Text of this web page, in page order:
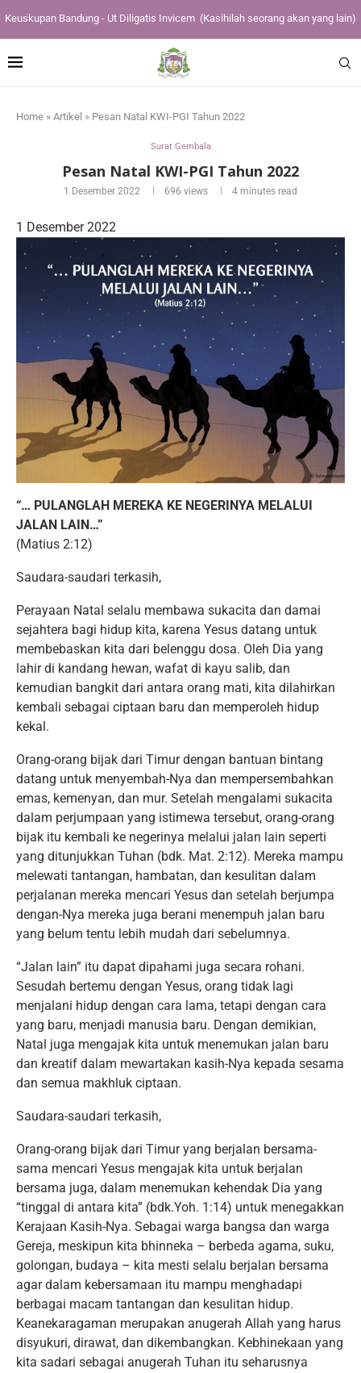
Keuskupan Bandung - Ut Diligatis Invicem (Kasihilah seorang akan yang lain)
Home » Artikel » Pesan Natal KWI-PGI Tahun 2022
Surat Gembala
Pesan Natal KWI-PGI Tahun 2022
1 Desember 2022 696 views 4 minutes read
1 Desember 2022
“… PULANGLAH MEREKA KE NEGERINYA MELALUI
JALAN LAIN…”
(Matius 2:12)
Saudara-saudari terkasih,
Perayaan Natal selalu membawa sukacita dan damai
sejahtera bagi hidup kita, karena Yesus datang untuk
membebaskan kita dari belenggu dosa. Oleh Dia yang
lahir di kandang hewan, wafat di kayu salib, dan
kemudian bangkit dari antara orang mati, kita dilahirkan
kembali sebagai ciptaan baru dan memperoleh hidup
kekal.
Orang-orang bijak dari Timur dengan bantuan bintang
datang untuk menyembah-Nya dan mempersembahkan
emas, kemenyan, dan mur. Setelah mengalami sukacita
dalam perjumpaan yang istimewa tersebut, orang-orang
bijak itu kembali ke negerinya melalui jalan lain seperti
yang ditunjukkan Tuhan (bdk. Mat. 2:12). Mereka mampu
melewati tantangan, hambatan, dan kesulitan dalam
perjalanan mereka mencari Yesus dan setelah berjumpa
dengan-Nya mereka juga berani menempuh jalan baru
yang belum tentu lebih mudah dari sebelumnya.
“Jalan lain” itu dapat dipahami juga secara rohani.
Sesudah bertemu dengan Yesus, orang tidak lagi
menjalani hidup dengan cara lama, tetapi dengan cara
yang baru, menjadi manusia baru. Dengan demikian,
Natal juga mengajak kita untuk menemukan jalan baru
dan kreatif dalam mewartakan kasih-Nya kepada sesama
dan semua makhluk ciptaan.
Saudara-saudari terkasih,
Orang-orang bijak dari Timur yang berjalan bersama-
sama mencari Yesus mengajak kita untuk berjalan
bersama juga, dalam menemukan kehendak Dia yang
“tinggal di antara kita” (bdk.Yoh. 1:14) untuk menegakkan
Kerajaan Kasih-Nya. Sebagai warga bangsa dan warga
Gereja, meskipun kita bhinneka – berbeda agama, suku,
golongan, budaya – kita mesti selalu berjalan bersama
agar dalam kebersamaan itu mampu menghadapi
berbagai macam tantangan dan kesulitan hidup.
Keanekaragaman merupakan anugerah Allah yang harus
disyukuri, dirawat, dan dikembangkan. Kebhinekaan yang
kita sadari sebagai anugerah Tuhan itu seharusnya